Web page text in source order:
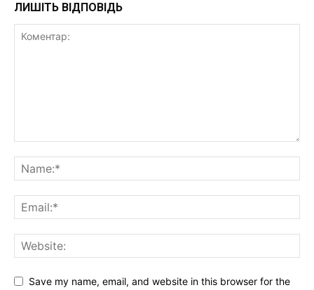
ЛИШІТЬ ВІДПОВІДЬ
Save my name, email, and website in this browser for the